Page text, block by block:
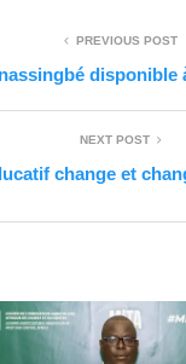
PREVIOUS POST
NEXT POST
change et